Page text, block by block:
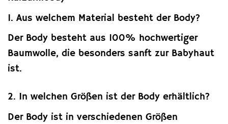
1. Aus welchem Material besteht der Body?
Der Body besteht aus 100% hochwertiger
Baumwolle, die besonders sanft zur Babyhaut
ist.
2. In welchen Größen ist der Body erhältlich?
Der Body ist in verschiedenen Größen